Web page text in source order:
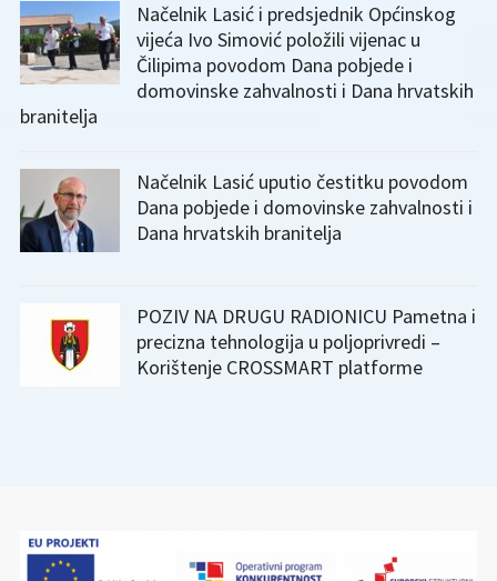
Načelnik Lasić i predsjednik Općinskog
vijeća Ivo Simović položili vijenac u
Čilipima povodom Dana pobjede i
domovinske zahvalnosti i Dana hrvatskih
branitelja
Načelnik Lasić uputio čestitku povodom
Dana pobjede i domovinske zahvalnosti i
Dana hrvatskih branitelja
POZIV NA DRUGU RADIONICU Pametna i
precizna tehnologija u poljoprivredi –
Korištenje CROSSMART platforme